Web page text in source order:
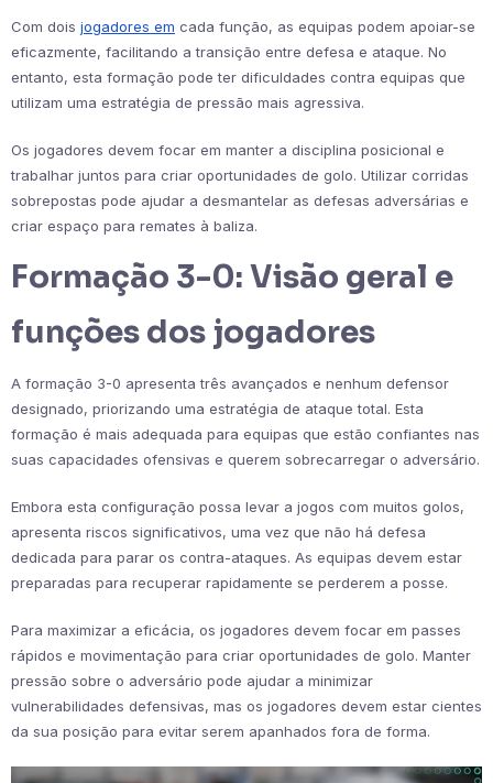
Com dois jogadores em cada função, as equipas podem apoiar-se
eficazmente, facilitando a transição entre defesa e ataque. No
entanto, esta formação pode ter dificuldades contra equipas que
utilizam uma estratégia de pressão mais agressiva.
Os jogadores devem focar em manter a disciplina posicional e
trabalhar juntos para criar oportunidades de golo. Utilizar corridas
sobrepostas pode ajudar a desmantelar as defesas adversárias e
criar espaço para remates à baliza.
Formação 3-0: Visão geral e
funções dos jogadores
A formação 3-0 apresenta três avançados e nenhum defensor
designado, priorizando uma estratégia de ataque total. Esta
formação é mais adequada para equipas que estão confiantes nas
suas capacidades ofensivas e querem sobrecarregar o adversário.
Embora esta configuração possa levar a jogos com muitos golos,
apresenta riscos significativos, uma vez que não há defesa
dedicada para parar os contra-ataques. As equipas devem estar
preparadas para recuperar rapidamente se perderem a posse.
Para maximizar a eficácia, os jogadores devem focar em passes
rápidos e movimentação para criar oportunidades de golo. Manter
pressão sobre o adversário pode ajudar a minimizar
vulnerabilidades defensivas, mas os jogadores devem estar cientes
da sua posição para evitar serem apanhados fora de forma.